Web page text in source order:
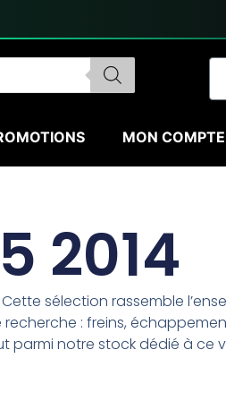
MON COMPTE
2014
sélection rassemble
: freins,
parmi notre stock dédié à ce